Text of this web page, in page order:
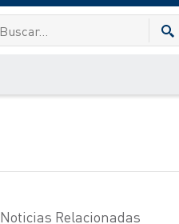
Noticias Relacionadas